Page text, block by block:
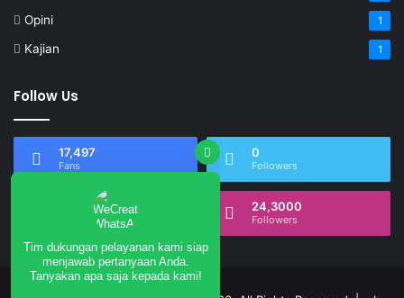
Opini 1
Kajian 1
Follow Us
17,497
Fans
0
Followers
Subscribers
24,3000
Followers
Tim dukungan pelayanan kami siap
menjawab pertanyaan Anda.
Tanyakan apa saja kepada kami!